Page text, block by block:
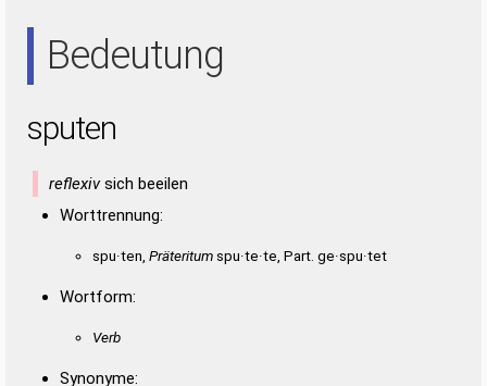
Bedeutung
sputen
reflexivsich beeilen
Worttrennung:
spu·ten, Präteritum spu·te·te, Part. ge·spu·tet
Wortform:
Verb
Synonyme: